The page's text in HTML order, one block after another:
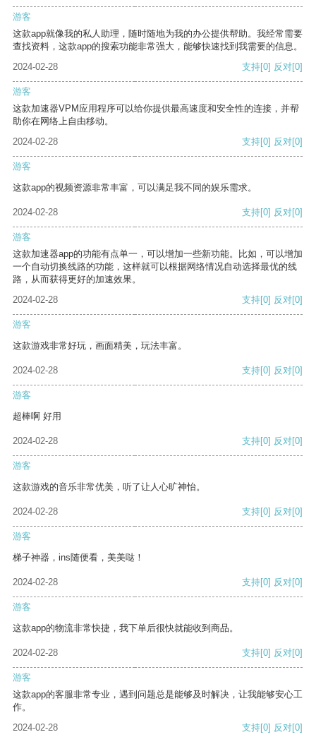
游客
这款app就像我的私人助理，随时随地为我的办公提供帮助。我经常需要
查找资料，这款app的搜索功能非常强大，能够快速找到我需要的信息。
2024-02-28
支持[0] 反对[0]
游客
这款加速器VPM应用程序可以给你提供最高速度和安全性的连接，并帮
助你在网络上自由移动。
2024-02-28
支持[0] 反对[0]
游客
这款app的视频资源非常丰富，可以满足我不同的娱乐需求。
2024-02-28 支持[0] 反对[0]
游客
这款加速器app的功能有点单一，可以增加一些新功能。比如，可以增加
一个自动切换线路的功能，这样就可以根据网络情况自动选择最优的线
路，从而获得更好的加速效果。
2024-02-28
支持[0] 反对[0]
游客
这款游戏非常好玩，画面精美，玩法丰富。
2024-02-28 支持[0] 反对[0]
游客
超棒啊 好用
2024-02-28 支持[0] 反对[0]
游客
这款游戏的音乐非常优美，听了让人心旷神怡。
2024-02-28 支持[0] 反对[0]
游客
梯子神器，ins随便看，美美哒！
2024-02-28 支持[0] 反对[0]
游客
这款app的物流非常快捷，我下单后很快就能收到商品。
2024-02-28 支持[0] 反对[0]
游客
这款app的客服非常专业，遇到问题总是能够及时解决，让我能够安心工
作。
2024-02-28
支持[0] 反对[0]